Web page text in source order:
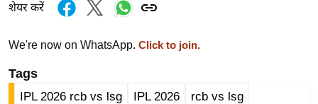
यं
इं
डि
शेयर करें
We're now on WhatsApp. Click to join.
Tags
IPL 2026 rcb vs lsg IPL 2026 rcb vs lsg